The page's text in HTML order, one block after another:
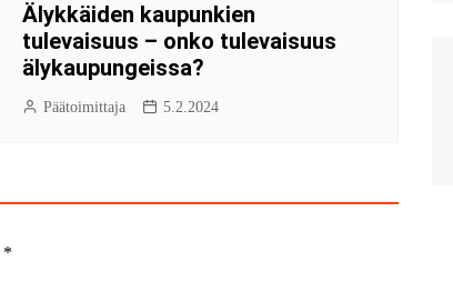
Älykkäiden kaupunkien
tulevaisuus – onko tulevaisuus
älykaupungeissa?
Päätoimittaja 5.2.2024
*